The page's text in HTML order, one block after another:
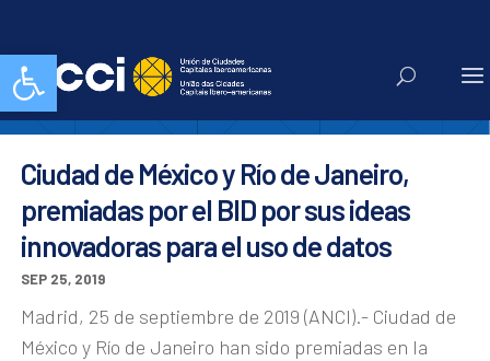
Abrir barra de herramientas
premios bid
Ciudad de México y Río de Janeiro,
premiadas por el BID por sus ideas
innovadoras para el uso de datos
SEP 25, 2019
Madrid, 25 de septiembre de 2019 (ANCI).- Ciudad de
México y Río de Janeiro han sido premiadas en la